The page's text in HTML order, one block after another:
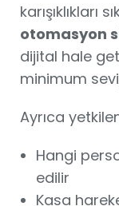
karışıklıkları
otomasyon
dijital hale
minimum
Ayrıca
Hangi
edilir
Kasa